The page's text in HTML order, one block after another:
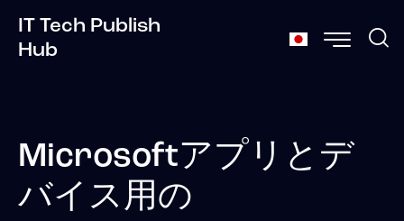
IT Tech Publish
Hub
Microsoftアプリとデ
バイス用の